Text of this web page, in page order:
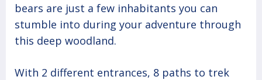
bears are just a few inhabitants you can
stumble into during your adventure through
this deep woodland.
With 2 different entrances, 8 paths to trek